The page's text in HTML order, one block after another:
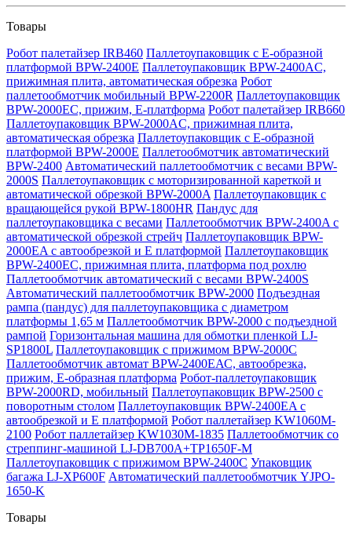
Товары
Робот палетайзер IRB460 Паллетоупаковщик с Е-образной
платформой BPW-2400E Паллетоупаковщик BPW-2400AC,
прижимная плита, автоматическая обрезка Робот
паллетообмотчик мобильный BPW-2200R Паллетоупаковщик
BPW-2000EC, прижим, Е-платформа Робот палетайзер IRB660
Паллетоупаковщик BPW-2000AC, прижимная плита,
автоматическая обрезка Паллетоупаковщик с Е-образной
платформой BPW-2000E Паллетообмотчик автоматический
BPW-2400 Автоматический паллетообмотчик с весами BPW-
2000S Паллетоупаковщик с моторизированной кареткой и
автоматической обрезкой BPW-2000A Паллетоупаковщик с
вращающейся рукой BPW-1800HR Пандус для
паллетоупаковщика с весами Паллетообмотчик BPW-2400A с
автоматической обрезкой стрейч Паллетоупаковщик BPW-
2000EA с автообрезкой и Е платформой Паллетоупаковщик
BPW-2400EC, прижимная плита, платформа под рохлю
Паллетообмотчик автоматический с весами BPW-2400S
Автоматический паллетообмотчик BPW-2000 Подъездная
рампа (пандус) для паллетоупаковщика с диаметром
платформы 1,65 м Паллетообмотчик BPW-2000 с подъездной
рампой Горизонтальная машина для обмотки пленкой LJ-
SP1800L Паллетоупаковщик с прижимом BPW-2000C
Паллетообмотчик автомат BPW-2400ЕАС, автообрезка,
прижим, Е-образная платформа Робот-паллетоупаковщик
BPW-2000RD, мобильный Паллетоупаковщик BPW-2500 с
поворотным столом Паллетоупаковщик BPW-2400EA с
автообрезкой и Е платформой Робот паллетайзер KW1060M-
2100 Робот паллетайзер KW1030M-1835 Паллетообмотчик со
стреппинг-машиной LJ-DB700A+TP1650F-M
Паллетоупаковщик с прижимом BPW-2400C Упаковщик
багажа LJ-XP600F Автоматический паллетообмотчик YJPO-
1650-K
Товары